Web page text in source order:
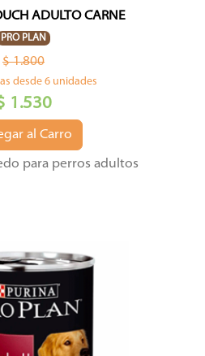
ADULTO CARNE
PRO PLAN
$ 1.800
desde 6 unidades
1.530
al Carro
para perros adultos